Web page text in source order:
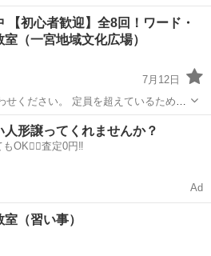
つながらない ・Wi-Fi設定 ・メール
） ・プリンター設定 ...
Windows総合
（一宮地域文化広場）
7月12日
を超えているため抽
える場合は一宮地域文化広場と調整を
ただけるように調整します。諦めず仮
総合 動画編集
人形譲ってくれませんか？
OK🙆‍♀️査定0円‼️
Ad
（習い事）